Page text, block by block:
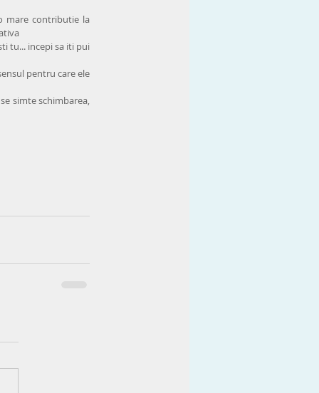
mare contributie la
tu... incepi sa iti pui
pentru care ele
simte schimbarea,